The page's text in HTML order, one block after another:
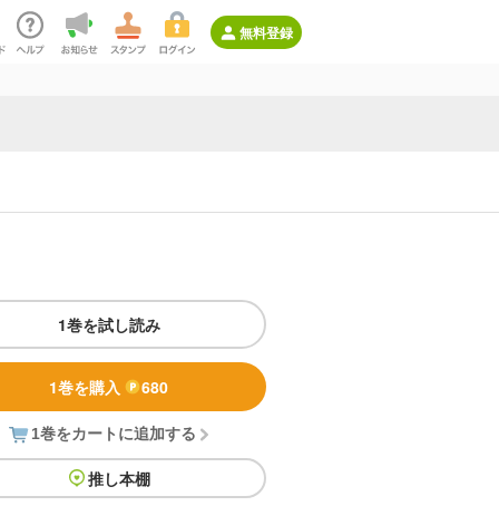
無料登録
1巻を試し読み
1巻を購入 680
1巻をカートに追加する
推し本棚